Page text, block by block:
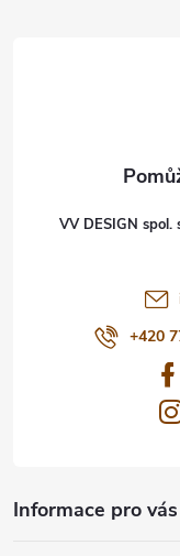
VV DESIGN
+420
Informace pro vás